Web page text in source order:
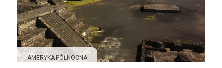
AMERYKA PÓŁNOCNA